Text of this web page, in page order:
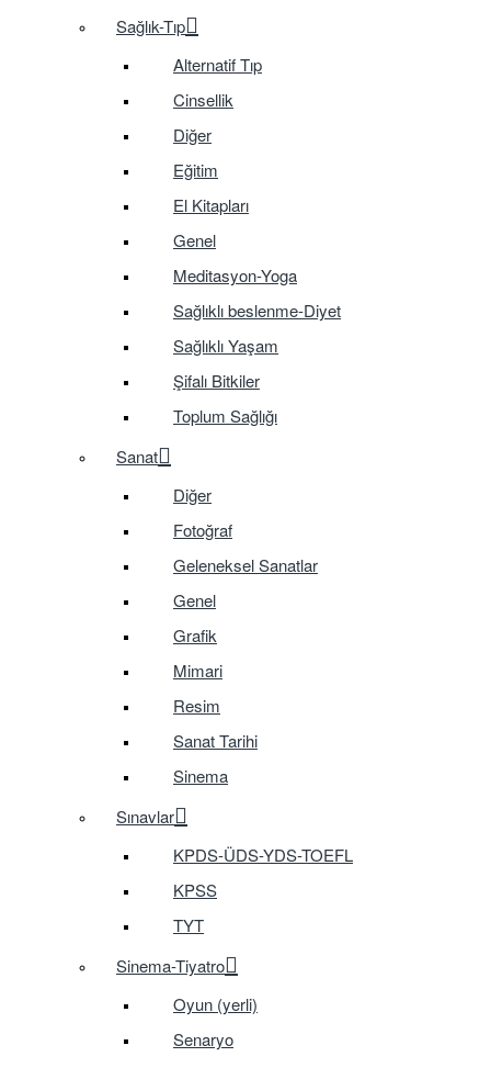
Sağlık-Tıp
Alternatif Tıp
Cinsellik
Diğer
Eğitim
El Kitapları
Genel
Meditasyon-Yoga
Sağlıklı beslenme-Diyet
Sağlıklı Yaşam
Şifalı Bitkiler
Toplum Sağlığı
Sanat
Diğer
Fotoğraf
Geleneksel Sanatlar
Genel
Grafik
Mimari
Resim
Sanat Tarihi
Sinema
Sınavlar
KPDS-ÜDS-YDS-TOEFL
KPSS
TYT
Sinema-Tiyatro
Oyun (yerli)
Senaryo